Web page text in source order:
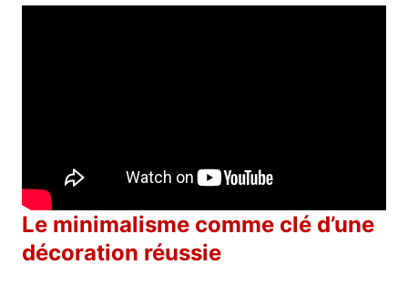
Le minimalisme comme clé d’une
décoration réussie